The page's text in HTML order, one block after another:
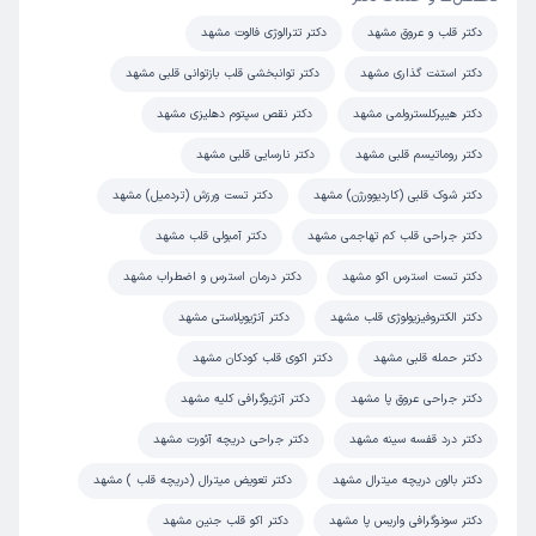
پزشک حاذق هستن منکه راضی هستم دوسال هست تحت نظر
شونم حالم خیلی بهتر شده
علت مراجعه: بررسی و درمان تنگی یا نارسایی دریچه‌های قلب
مهدی
نوبت مطب از دکترتو
زمان انتظار: 45-90 دقیقه
عالی بود
علت مراجعه: درمان و مدیریت حملات قلبی
کاربر دکترتو
این پزشک را پیشنهاد میکنم
دکتر قلب و عروق مشهد دکتر تترالوژی فالوت مشهد
دکتر استنت گذاری مشهد دکتر توانبخشی قلب بازتوانی قلبی مشهد
دکتر هیپرکلسترولمی مشهد دکتر نقص سپتوم دهلیزی مشهد
دکتر روماتیسم قلبی مشهد دکتر نارسایی‌ قلبی مشهد
دکتر شوک قلبی (کاردیوورژن) مشهد دکتر تست ورزش (تردمیل) مشهد
دکتر جراحی قلب کم تهاجمی مشهد دکتر آمبولی قلب مشهد
دکتر تست استرس اکو مشهد دکتر درمان استرس و اضطراب مشهد
دکتر الکتروفیزیولوژی قلب مشهد دکتر آنژیوپلاستی مشهد
دکتر حمله قلبی مشهد دکتر اکوی قلب کودکان مشهد
دکتر جراحی عروق پا مشهد دکتر آنژیوگرافی کلیه مشهد
دکتر درد قفسه سینه مشهد دکتر جراحی دریچه آئورت مشهد
دکتر بالون دریچه میترال مشهد دکتر تعویض میترال (دریچه قلب ) مشهد
دکتر سونوگرافی واریس پا مشهد دکتر اکو قلب جنین مشهد